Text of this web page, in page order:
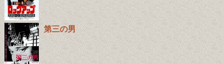
第三の男